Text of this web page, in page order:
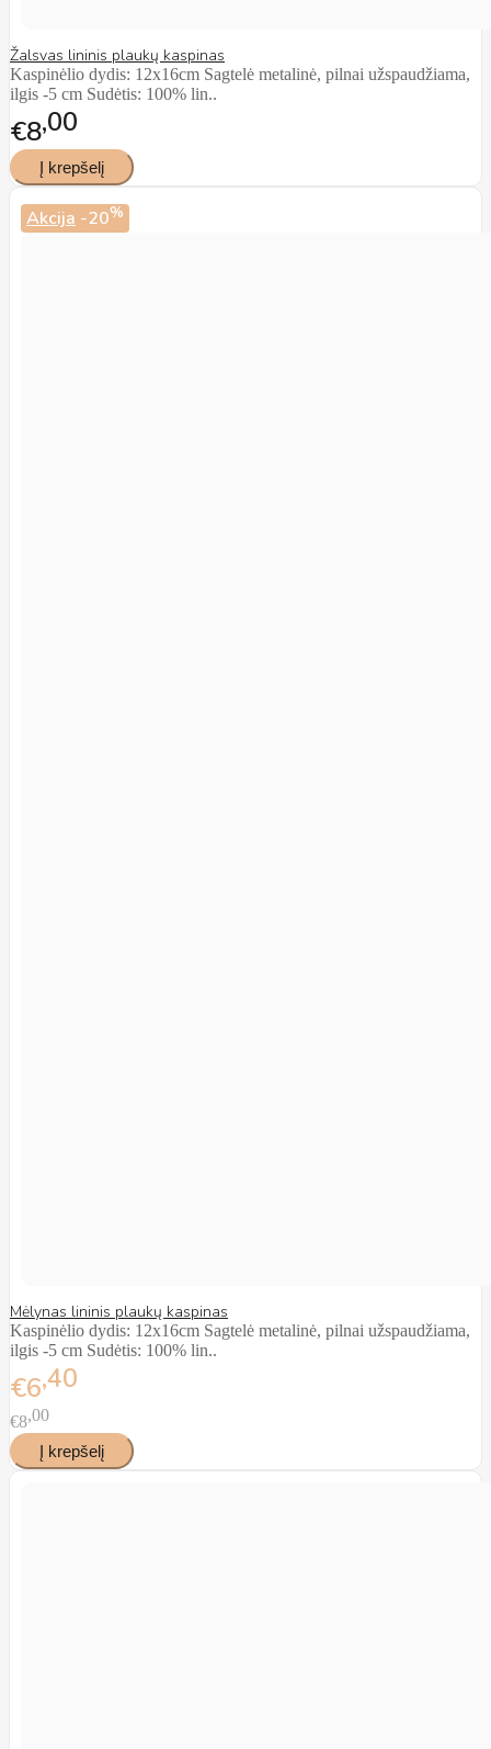
Žalsvas lininis plaukų kaspinas
Kaspinėlio dydis: 12x16cm Sagtelė metalinė, pilnai užspaudžiama,
ilgis -5 cm Sudėtis: 100% lin..
€800
Akcija -20%
Mėlynas lininis plaukų kaspinas
Kaspinėlio dydis: 12x16cm Sagtelė metalinė, pilnai užspaudžiama,
ilgis -5 cm Sudėtis: 100% lin..
€640
€8 00